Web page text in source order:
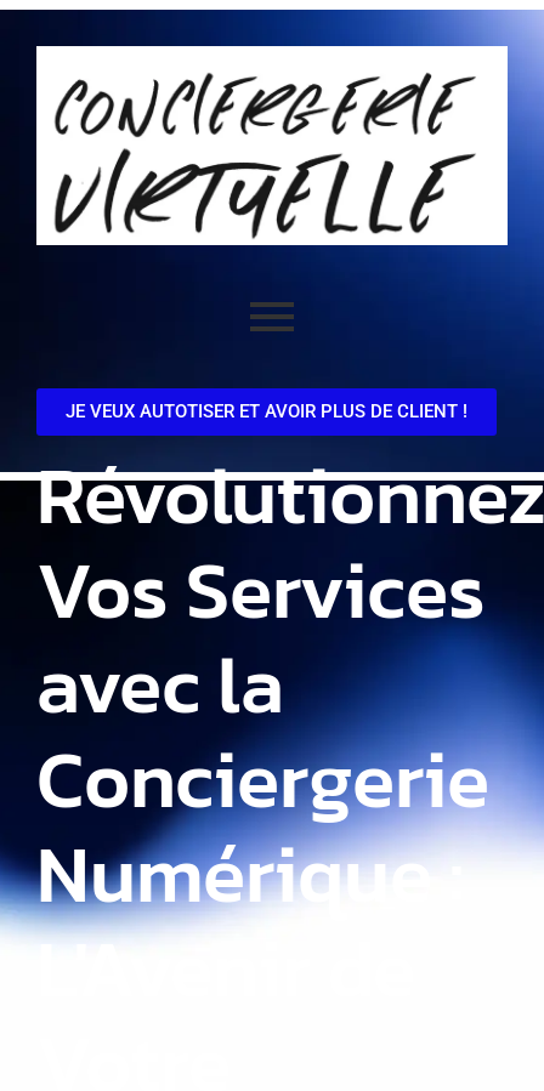
JE VEUX AUTOTISER ET AVOIR PLUS DE CLIENT !
Vos Services
avec la
Conciergerie
Numérique :
L'Avenir de